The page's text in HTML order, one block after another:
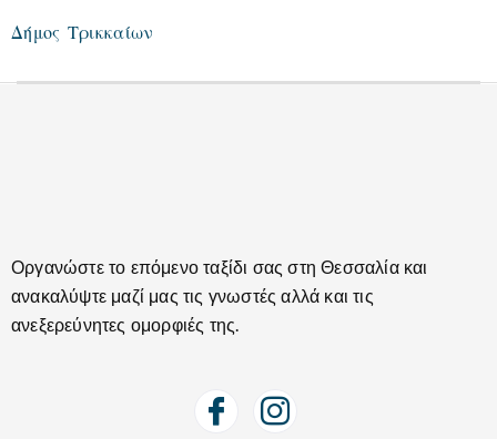
Δήμος Τρικκαίων
Οργανώστε το επόμενο ταξίδι σας στη Θεσσαλία και
ανακαλύψτε μαζί μας τις γνωστές αλλά και τις
ανεξερεύνητες ομορφιές της.